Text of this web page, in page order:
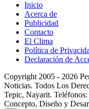
Inicio
Acerca de
Publicidad
Contacto
El Clima
Política de
Declaración de
Copyright 2005 - 2026
Noticias. Todos Los
Tepic, Nayarit.
Concepto, Diseño y